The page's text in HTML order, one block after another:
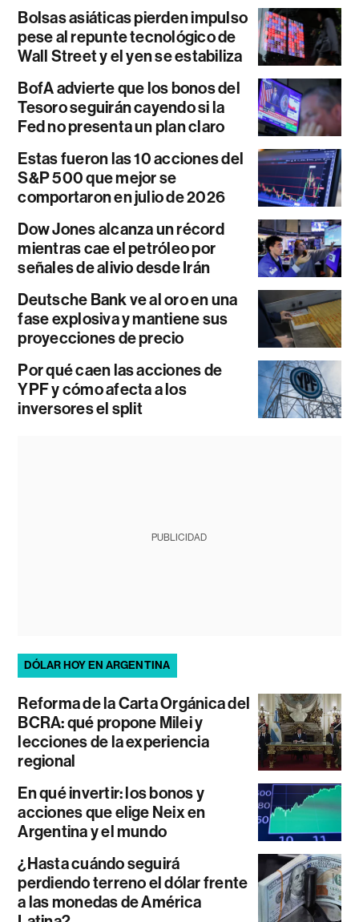
Bolsas asiáticas pierden impulso
pese al repunte tecnológico de
Wall Street y el yen se estabiliza
BofA advierte que los bonos del
Tesoro seguirán cayendo si la
Fed no presenta un plan claro
Estas fueron las 10 acciones del
S&P 500 que mejor se
comportaron en julio de 2026
Dow Jones alcanza un récord
mientras cae el petróleo por
señales de alivio desde Irán
Deutsche Bank ve al oro en una
fase explosiva y mantiene sus
proyecciones de precio
Por qué caen las acciones de
YPF y cómo afecta a los
inversores el split
PUBLICIDAD
DÓLAR HOY EN ARGENTINA
Reforma de la Carta Orgánica del
BCRA: qué propone Milei y
lecciones de la experiencia
regional
En qué invertir: los bonos y
acciones que elige Neix en
Argentina y el mundo
¿Hasta cuándo seguirá
perdiendo terreno el dólar frente
a las monedas de América